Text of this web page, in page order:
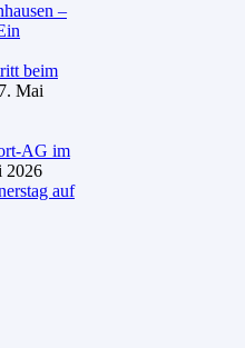
–
beim
Mai
AG im
2026
auf